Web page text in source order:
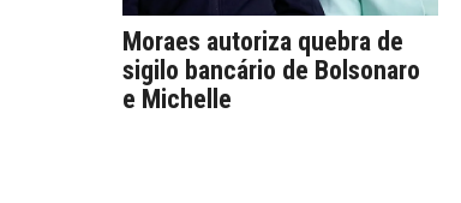
Moraes autoriza quebra de
sigilo bancário de Bolsonaro
e Michelle